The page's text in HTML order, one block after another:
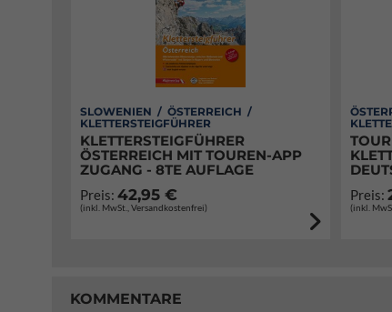
SLOWENIEN / ÖSTERREICH /
KLETTERSTEIGFÜHRER
KLETTERSTEIGFÜHRER
ÖSTERREICH MIT TOUREN-APP
ZUGANG - 8TE AUFLAGE
Preis: 42,95 €
(inkl. MwSt., Versandkostenfrei)
Preis:
(inkl.
KOMMENTARE